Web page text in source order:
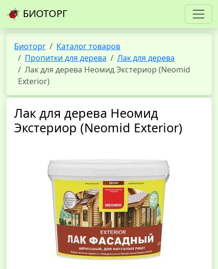
БИОТОРГ
Биоторг
Каталог товаров
Пропитки для дерева
Лак для дерева
Лак для дерева Неомид Экстериор (Neomid
Exterior)
Лак для дерева Неомид
Экстериор (Neomid Exterior)